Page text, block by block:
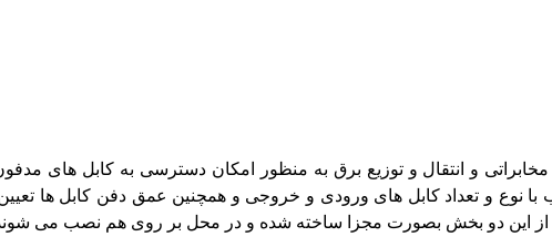
و انتقال و توزیع برق به منظور امکان دسترسی به کابل های
با نوع و تعداد کابل های ورودی و خروجی و همچنین عمق دفن کابل ها
از این دو بخش بصورت مجزا ساخته شده و در محل بر روی هم نصب می